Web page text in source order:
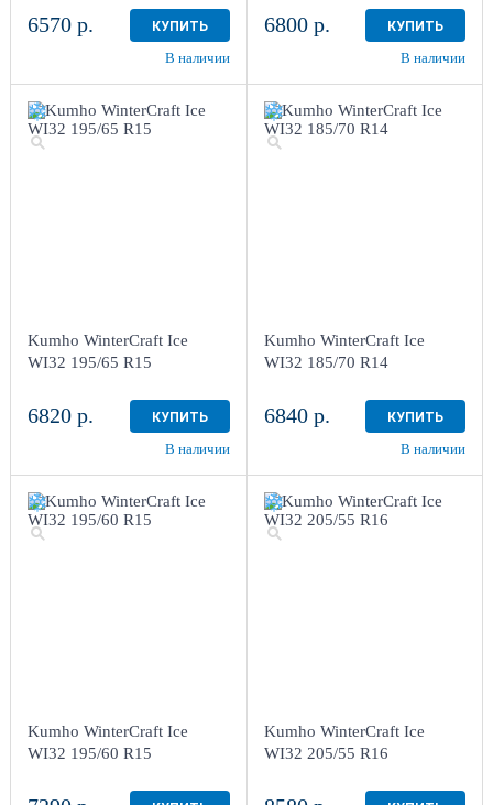
6570 р. КУПИТЬ
В наличии
6800 р. КУПИТЬ
В наличии
Kumho WinterCraft Ice
WI32 195/65 R15
6820 р. КУПИТЬ
В наличии
Kumho WinterCraft Ice
WI32 185/70 R14
6840 р. КУПИТЬ
В наличии
Kumho WinterCraft Ice
WI32 195/60 R15
Kumho WinterCraft Ice
WI32 205/55 R16